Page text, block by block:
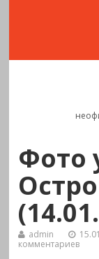
Фото
admin
комментариев